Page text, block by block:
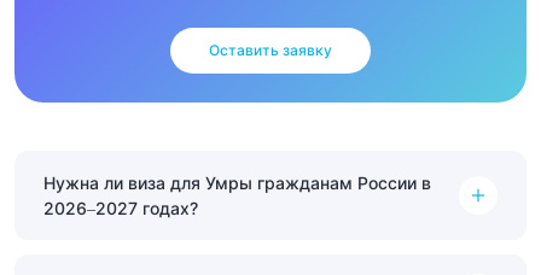
Оставить заявку
Нужна ли виза для Умры гражданам России в
2026–2027 годах?